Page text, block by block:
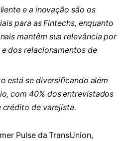
e a inovação são os
para as Fintechs, enquanto
mantêm sua relevância por
dos relacionamentos de
está se diversificando além
com 40% dos entrevistados
crédito de varejista.
Pulse da TransUnion,